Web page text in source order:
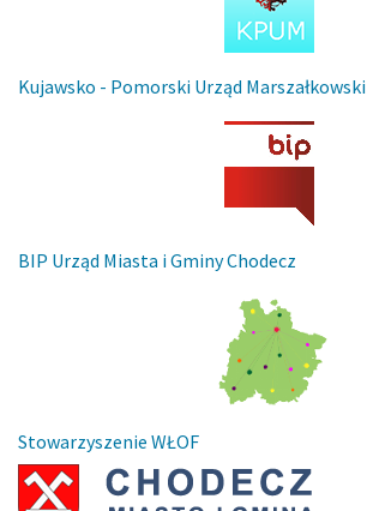
Kujawsko - Pomorski Urząd Marszałkowski
BIP Urząd Miasta i Gminy Chodecz
Stowarzyszenie WŁOF